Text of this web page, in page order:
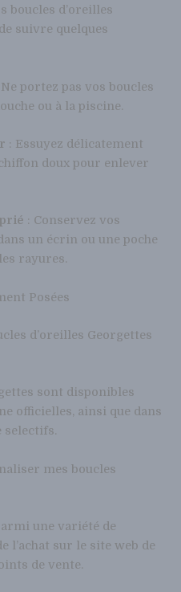
boucles d’oreilles
suivre quelques
Ne portez pas vos boucles
ou à la piscine.
: Essuyez délicatement
doux pour enlever
: Conservez vos
un écrin ou une poche
rayures.
Posées
d’oreilles Georgettes
sont disponibles
officielles, ainsi que dans
selectifs.
mes boucles
une variété de
l’achat sur le site web de
de vente.